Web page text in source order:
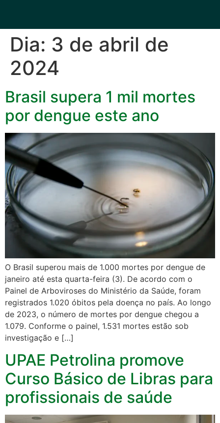
Dia: 3 de abril de
2024
Brasil supera 1 mil mortes
por dengue este ano
O Brasil superou mais de 1.000 mortes por dengue de
janeiro até esta quarta-feira (3). De acordo com o
Painel de Arboviroses do Ministério da Saúde, foram
registrados 1.020 óbitos pela doença no país. Ao longo
de 2023, o número de mortes por dengue chegou a
1.079. Conforme o painel, 1.531 mortes estão sob
investigação e […]
UPAE Petrolina promove
Curso Básico de Libras para
profissionais de saúde